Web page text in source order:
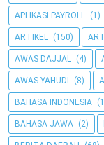
APLIKASI PAYROLL (1)
ARTIKEL (150)
AWAS DAJJAL (4)
AWAS YAHUDI (8)
BAHASA INDONESIA
BAHASA JAWA (2)